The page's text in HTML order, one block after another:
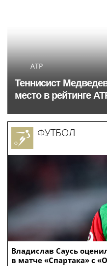
ATP
Теннисист
место в рейтинге
Владислав Саусь
в матче «Спартака» с
ФУТБОЛ